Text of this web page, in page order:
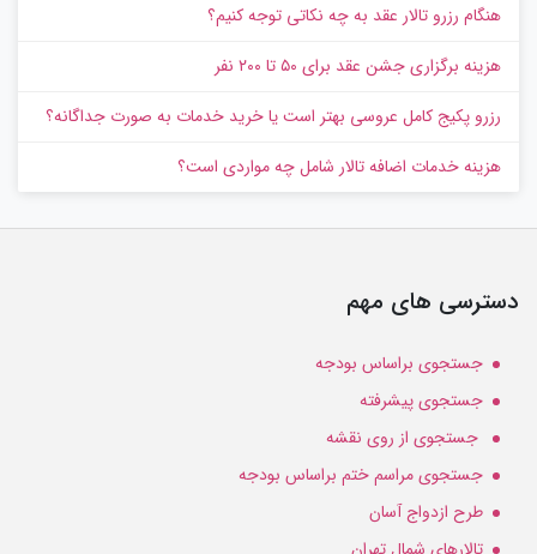
هنگام رزرو تالار عقد به چه نکاتی توجه کنیم؟
هزینه برگزاری جشن عقد برای ۵۰ تا ۲۰۰ نفر
رزرو پکیج کامل عروسی بهتر است یا خرید خدمات به‌ صورت جداگانه؟
هزینه خدمات اضافه تالار شامل چه مواردی است؟
دسترسی های مهم
جستجوی براساس بودجه
جستجوی پیشرفته
جستجوی از روی نقشه
جستجوی مراسم ختم براساس بودجه
طرح ازدواج آسان